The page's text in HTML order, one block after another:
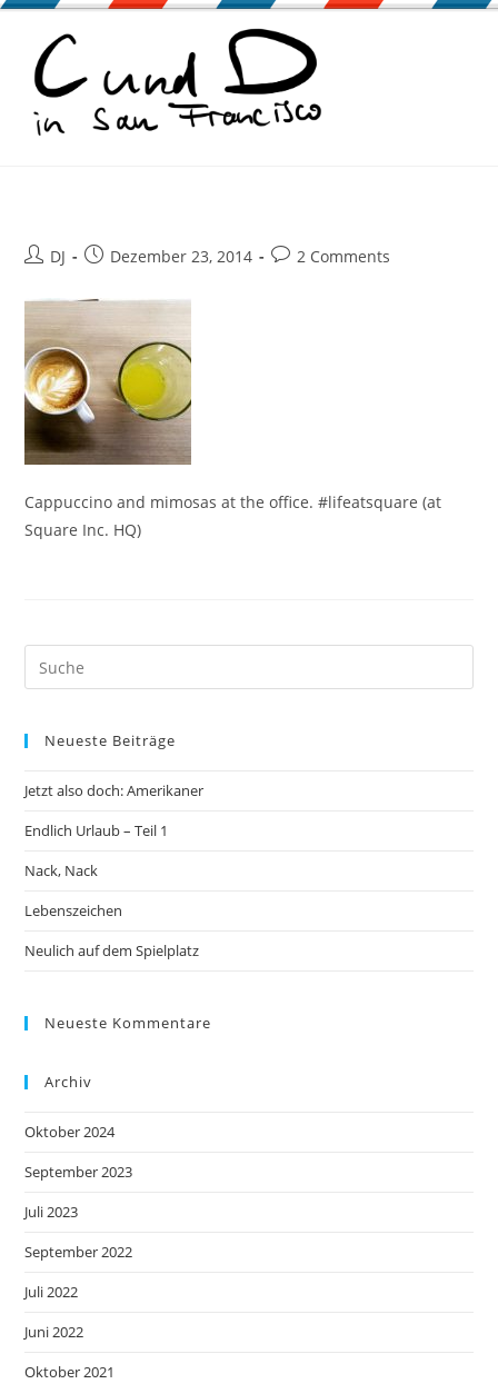
Zum
springen
Beitrags-
DJ
BeitragDezember 23, 2014
Beitrags-
2 Comments
Cappuccino and mimosas at the office. #lifeatsquare (at
Square Inc. HQ)
Neueste Beiträge
Jetzt also doch: Amerikaner
Endlich Urlaub – Teil 1
Nack, Nack
Lebenszeichen
Neulich auf dem Spielplatz
Neueste Kommentare
Archiv
Oktober 2024
September 2023
Juli 2023
September 2022
Juli 2022
Juni 2022
Oktober 2021